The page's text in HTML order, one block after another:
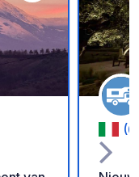
Voeg toe aan je